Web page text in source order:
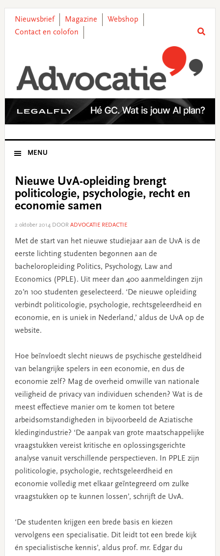
primary
main
primary
footer
Nieuwsbrief Magazine
Webshop
Contact en colofon
MENU
Nieuwe UvA-opleiding brengt
politicologie, psychologie, recht en
economie samen
2 oktober 2014DOOR ADVOCATIE REDACTIE
Met de start van het nieuwe studiejaar aan de UvA is de
eerste lichting studenten begonnen aan de
bacheloropleiding Politics, Psychology, Law and
Economics (PPLE). Uit meer dan 400 aanmeldingen zijn
zo’n 100 studenten geselecteerd. ‘De nieuwe opleiding
verbindt politicologie, psychologie, rechtsgeleerdheid en
economie, en is uniek in Nederland,’ aldus de UvA op de
website.
Hoe beïnvloedt slecht nieuws de psychische gesteldheid
van belangrijke spelers in een economie, en dus de
economie zelf? Mag de overheid omwille van nationale
veiligheid de privacy van individuen schenden? Wat is de
meest effectieve manier om te komen tot betere
arbeidsomstandigheden in bijvoorbeeld de Aziatische
kledingindustrie? ‘De aanpak van grote maatschappelijke
vraagstukken vereist kritische en oplossingsgerichte
analyse vanuit verschillende perspectieven. In PPLE zijn
politicologie, psychologie, rechtsgeleerdheid en
economie volledig met elkaar geïntegreerd om zulke
vraagstukken op te kunnen lossen’, schrijft de UvA.
‘De studenten krijgen een brede basis en kiezen
vervolgens een specialisatie. Dit leidt tot een brede kijk
én specialistische kennis’, aldus prof. mr. Edgar du